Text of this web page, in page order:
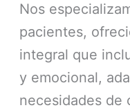
Nos
pacientes,
integral que
y emocional,
necesidades de